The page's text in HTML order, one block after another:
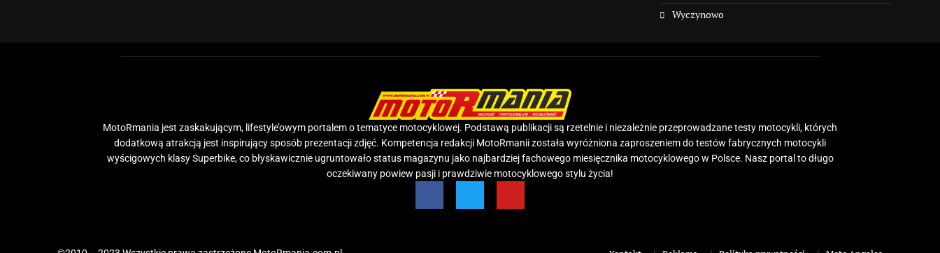
Wyczynowo
MotoRmania jest zaskakującym, lifestyle’owym portalem o tematyce motocyklowej. Podstawą publikacji są rzetelnie i niezależnie przeprowadzane testy motocykli, których
dodatkową atrakcją jest inspirujący sposób prezentacji zdjęć. Kompetencja redakcji MotoRmanii została wyróżniona zaproszeniem do testów fabrycznych motocykli
wyścigowych klasy Superbike, co błyskawicznie ugruntowało status magazynu jako najbardziej fachowego miesięcznika motocyklowego w Polsce. Nasz portal to długo
oczekiwany powiew pasji i prawdziwie motocyklowego stylu życia!